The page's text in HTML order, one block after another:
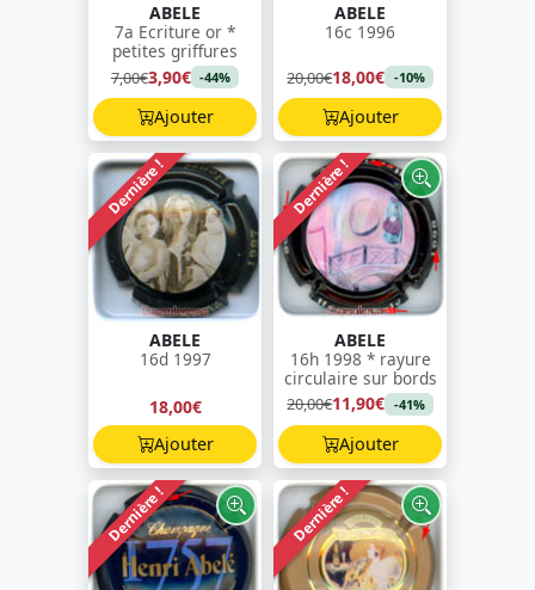
ABELE
7a Ecriture or *
petites griffures
7,00€3,90€ -44%
Ajouter
ABELE
16c 1996
20,00€18,00€ -10%
Ajouter
Dernière !
ABELE
16d 1997
18,00€
Ajouter
Dernière !
ABELE
16h 1998 * rayure
circulaire sur bords
20,00€11,90€ -41%
Ajouter
Dernière ! Dernière !